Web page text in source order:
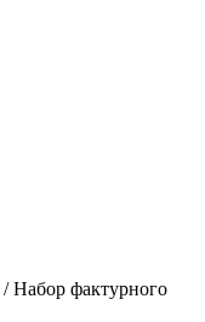
/ Набор фактурного